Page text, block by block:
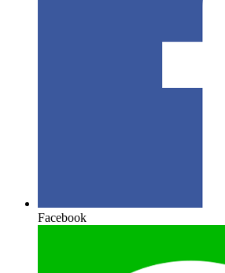
Facebook